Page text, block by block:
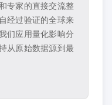
专家的直接交流整
经过验证的全球来
们应用量化影响分
从原始数据源到最